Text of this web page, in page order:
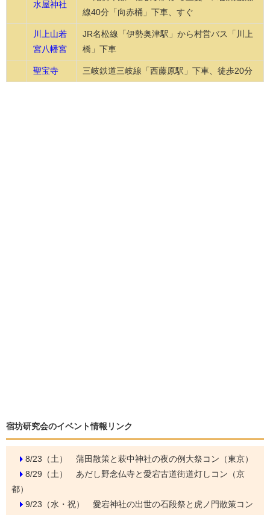
水屋神社
線40分「向赤桶」下車、すぐ
川上山若
宮八幡宮
JR名松線「伊勢奥津駅」から村営バス「川上
橋」下車
聖宝寺 三岐鉄道三岐線「西藤原駅」下車、徒歩20分
宿坊研究会のイベント情報リンク
8/23（土） 蒲田散策と萩中神社の夜の例大祭コン（東京）
8/29（土） あだし野念仏寺と愛宕古道街道灯しコン（京
都）
9/23（水・祝） 愛宕神社の出世の石段祭と虎ノ門散策コン